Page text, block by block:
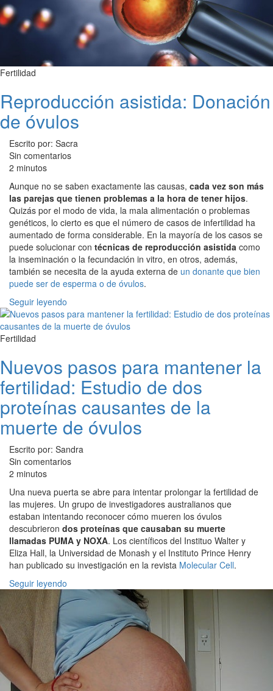
Fertilidad
Reproducción asistida: Donación
de óvulos
Escrito por: Sacra
Sin comentarios
2 minutos
Aunque no se saben exactamente las causas, cada vez son más
las parejas que tienen problemas a la hora de tener hijos.
Quizás por el modo de vida, la mala alimentación o problemas
genéticos, lo cierto es que el número de casos de infertilidad ha
aumentado de forma considerable. En la mayoría de los casos se
puede solucionar con técnicas de reproducción asistida como
la inseminación o la fecundación in vitro, en otros, además,
también se necesita de la ayuda externa de un donante que bien
puede ser de esperma o de óvulos.
Seguir leyendo
Fertilidad
Nuevos pasos para mantener la
fertilidad: Estudio de dos
proteínas causantes de la
muerte de óvulos
Escrito por: Sandra
Sin comentarios
2 minutos
Una nueva puerta se abre para intentar prolongar la fertilidad de
las mujeres. Un grupo de investigadores australianos que
estaban intentando reconocer cómo mueren los óvulos
descubrieron dos proteínas que causaban su muerte
llamadas PUMA y NOXA. Los científicos del Instituo Walter y
Eliza Hall, la Universidad de Monash y el Instituto Prince Henry
han publicado su investigación en la revista Molecular Cell.
Seguir leyendo